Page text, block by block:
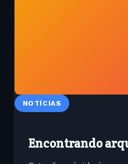
NOTÍCIAS
Encontrando